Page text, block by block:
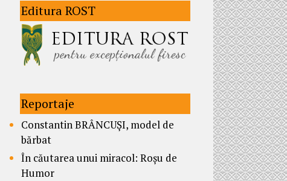
Editura ROST
Reportaje
Constantin BRÂNCUȘI, model de
bărbat
În căutarea unui miracol: Roșu de
Humor